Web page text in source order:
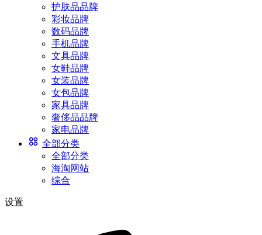
护肤品品牌
彩妆品牌
数码品牌
手机品牌
文具品牌
女鞋品牌
女装品牌
女包品牌
家具品牌
奢侈品品牌
家电品牌
全部分类
全部分类
海淘网站
综合
设置